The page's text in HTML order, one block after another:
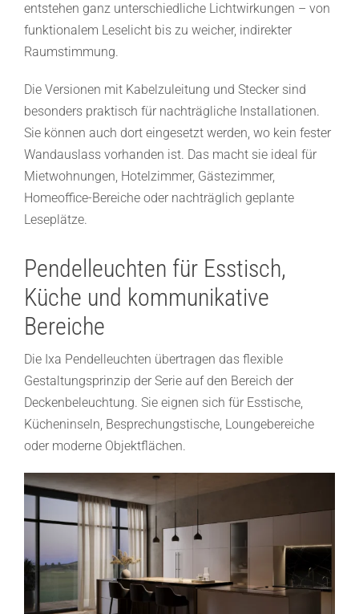
entstehen ganz unterschiedliche Lichtwirkungen – von
funktionalem Leselicht bis zu weicher, indirekter
Raumstimmung.
Die Versionen mit Kabelzuleitung und Stecker sind
besonders praktisch für nachträgliche Installationen.
Sie können auch dort eingesetzt werden, wo kein fester
Wandauslass vorhanden ist. Das macht sie ideal für
Mietwohnungen, Hotelzimmer, Gästezimmer,
Homeoffice-Bereiche oder nachträglich geplante
Leseplätze.
Pendelleuchten für Esstisch,
Küche und kommunikative
Bereiche
Die Ixa Pendelleuchten übertragen das flexible
Gestaltungsprinzip der Serie auf den Bereich der
Deckenbeleuchtung. Sie eignen sich für Esstische,
Kücheninseln, Besprechungstische, Loungebereiche
oder moderne Objektflächen.